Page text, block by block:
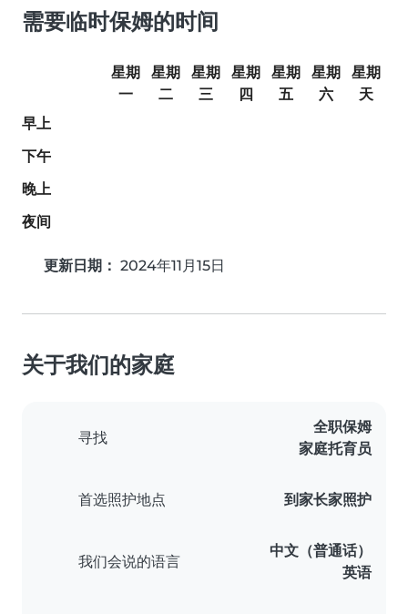
需要临时保姆的时间
星期
一
星期
二
星期
三
星期
四
星期
五
星期
六
星期
天
早上
下午
晚上
夜间
更新日期： 2024年11月15日
关于我们的家庭
寻找
全职保姆
家庭托育员
首选照护地点 到家长家照护
我们会说的语言
中文（普通话）
英语